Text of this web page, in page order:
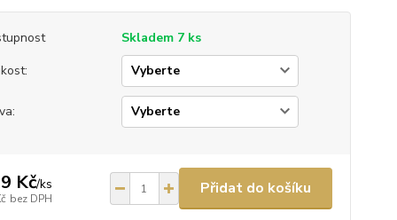
Skladem 7 ks
Kč/ks
bez DPH
Přidat do košíku